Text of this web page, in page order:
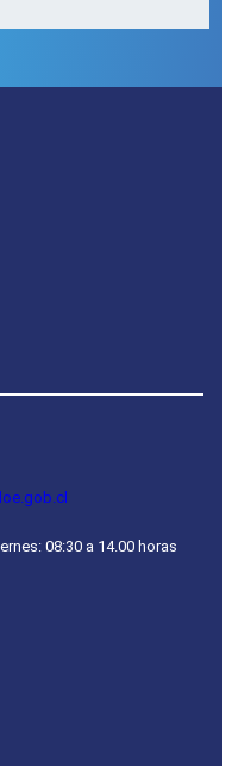
08:30 a 14.00 horas